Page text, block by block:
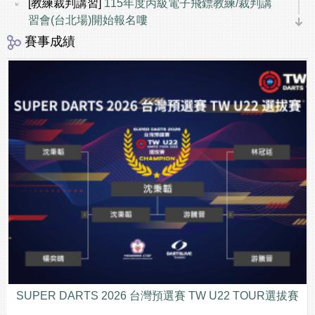
[教練裁判講習] 115年度丙級電子飛鏢教練/裁判講
習會(台北場)開始報名嘍
[國內賽事] 115年度臺灣盃全國飛鏢錦標賽 參賽名
單及報到時間公告
賀 電子飛鏢通過運動部全民運動署認定
為新興運動項目
[國內賽事] 115年度臺灣盃全國飛鏢錦標賽 6/13-14
純粹飛鏢本舖 開始報名嘍
[國內賽事]
2026 TW U22 ST4& CT TOUR ST5-6
參賽名單及報到時間公告
賽事成績
SUPER DARTS 2026 台灣預選賽 TW U22 TOUR選拔賽